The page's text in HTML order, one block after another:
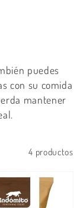
puedes
con su comida
mantener
4 productos